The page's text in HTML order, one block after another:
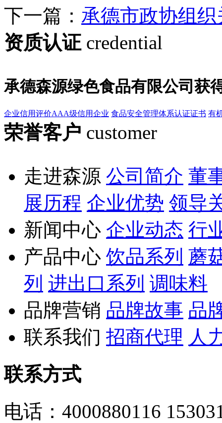
下一篇： 承德市政协组
资质认证 credential
承德森源绿色食品有限公司获
企业信用评价AAA级信用企业 食品安全管理体系认证证书 有
荣誉客户 customer
走进森源 公司简介 董
展历程 企业优势 领导
新闻中心 企业动态 行
产品中心 饮品系列 蘑
列 进出口系列 调味料
品牌营销 品牌故事 品
联系我们 招商代理 人
联系方式
电话：4000880116